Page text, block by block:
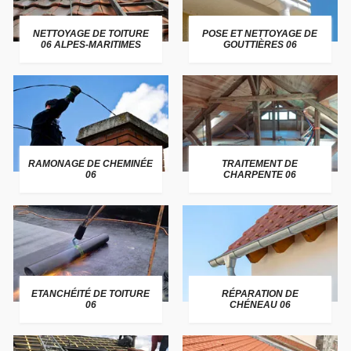
NETTOYAGE DE TOITURE
06 ALPES-MARITIMES
POSE ET NETTOYAGE DE
GOUTTIÈRES 06
RAMONAGE DE CHEMINÉE
06
TRAITEMENT DE
CHARPENTE 06
ETANCHÉITÉ DE TOITURE
06
RÉPARATION DE
CHÉNEAU 06